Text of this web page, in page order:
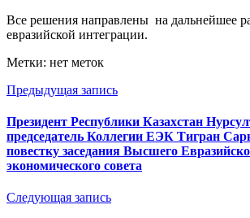
Все решения направлены на дальнейшее
евразийской интеграции.
Метки: нет меток
Предыдущая запись
Президент Республики Казахстан
председатель Коллегии ЕЭК Тигран
повестку заседания Высшего
экономического совета
Следующая запись